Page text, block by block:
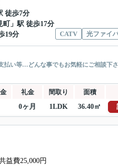
徒歩7分
」駅 徒歩17分
19分 CATV 光ファイ
い等…どんな事でもお気軽にご相談下
礼金 間取り 面積
0ヶ月 1LDK 36.40㎡
益費25,000円